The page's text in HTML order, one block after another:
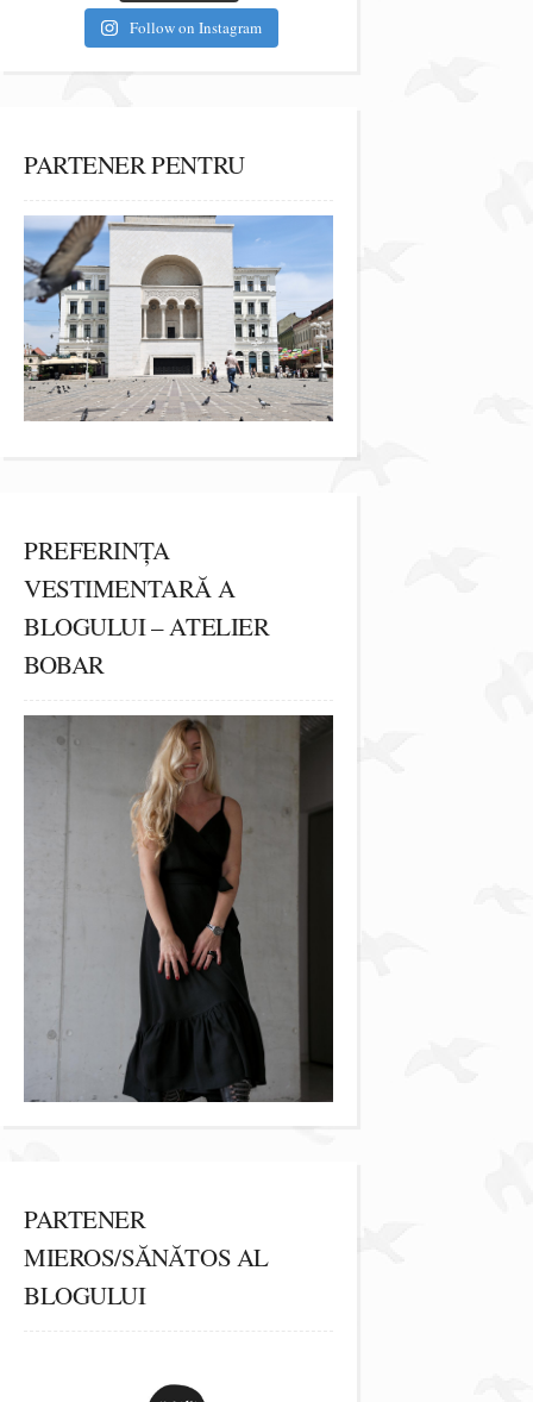
Follow on Instagram
PARTENER PENTRU
PREFERINȚA
VESTIMENTARĂ A
BLOGULUI – ATELIER
BOBAR
PARTENER
MIEROS/SĂNĂTOS AL
BLOGULUI